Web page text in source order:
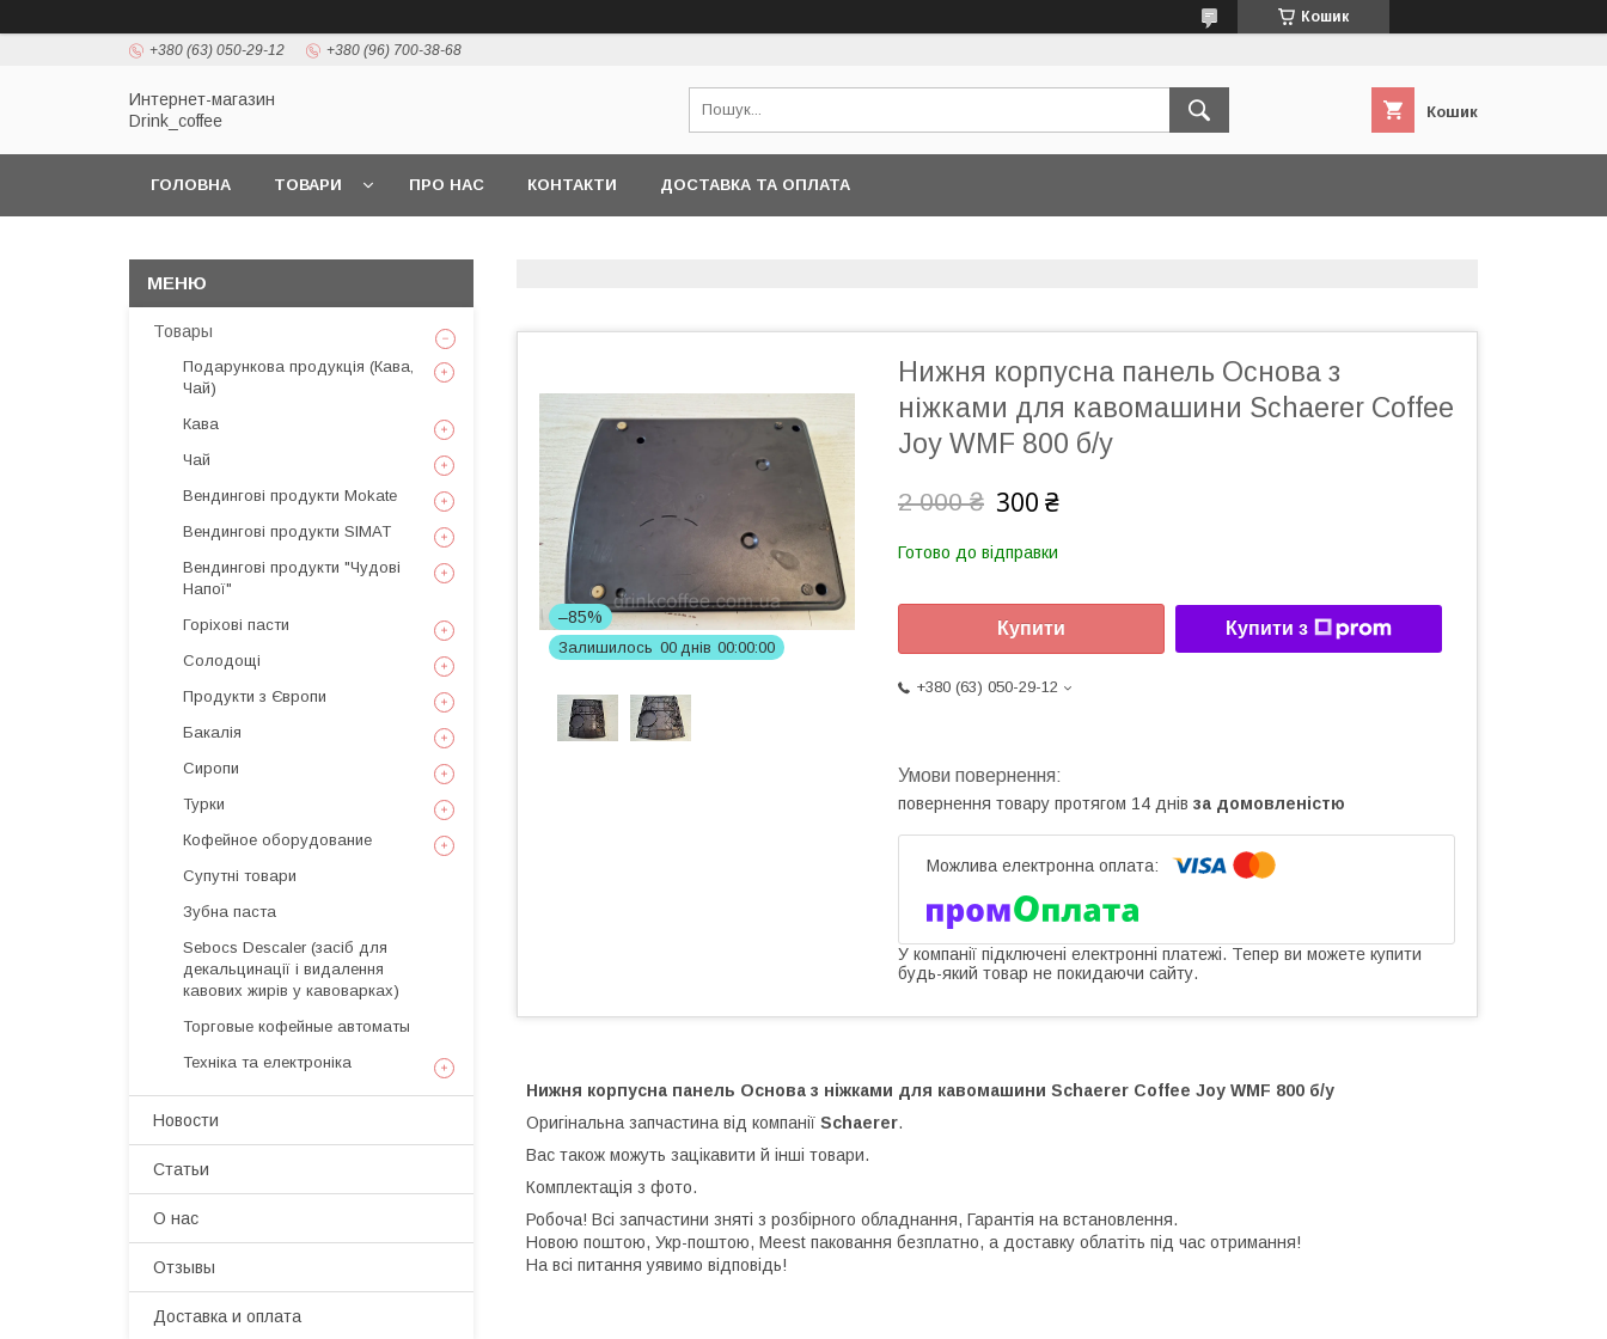
Кошик
+380 (63) 050-29-12 +380 (96) 700-38-68
Интернет-магазин
Drink_coffee
Кошик
ГОЛОВНА ТОВАРИ ПРО НАС КОНТАКТИ ДОСТАВКА ТА ОПЛАТА
–85%
Залишилось 00 днів 00 00 00
Нижня корпусна панель Основа з
ніжками для кавомашини Schaerer Coffee
Joy WMF 800 б/у
2 000 ₴ 300 ₴
Готово до відправки
Купити Купити з
+380 (63) 050-29-12
повернення товару протягом 14 днів за домовленістю
У компанії підключені електронні платежі. Тепер ви можете купити
будь-який товар не покидаючи сайту.
Нижня корпусна панель Основа з ніжками для кавомашини Schaerer Coffee Joy WMF 800 б/у
Оригінальна запчастина від компанії Schaerer.
Вас також можуть зацікавити й інші товари.
Комплектація з фото.
Робоча! Всі запчастини зняті з розбірного обладнання, Гарантія на встановлення.
Новою поштою, Укр-поштою, Meest паковання безплатно, а доставку облатіть під час отримання!
На всі питання уявимо відповідь!
Товары
Подарункова продукція (Кава,
Чай)
Кава
Чай
Вендингові продукти Mokate
Вендингові продукти SIMAT
Вендингові продукти "Чудові
Напої"
Горіхові пасти
Солодощі
Продукти з Європи
Бакалія
Сиропи
Турки
Кофейное оборудование
Супутні товари
Зубна паста
Sebocs Descaler (засіб для
декальцинації і видалення
кавових жирів у кавоварках)
Торговые кофейные автоматы
Техніка та електроніка
Новости
Статьи
О нас
Отзывы
Доставка и оплата